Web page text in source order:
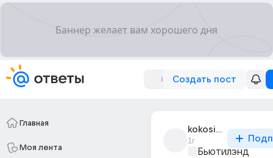
Создать пост
Главная
Моя лента
kokosik_sluga
1г
Бьютилэнд